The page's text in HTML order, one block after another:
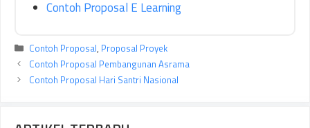
Contoh Proposal E Learning
Kategori
Contoh Proposal, Proposal Proyek
Contoh Proposal Pembangunan Asrama
Contoh Proposal Hari Santri Nasional